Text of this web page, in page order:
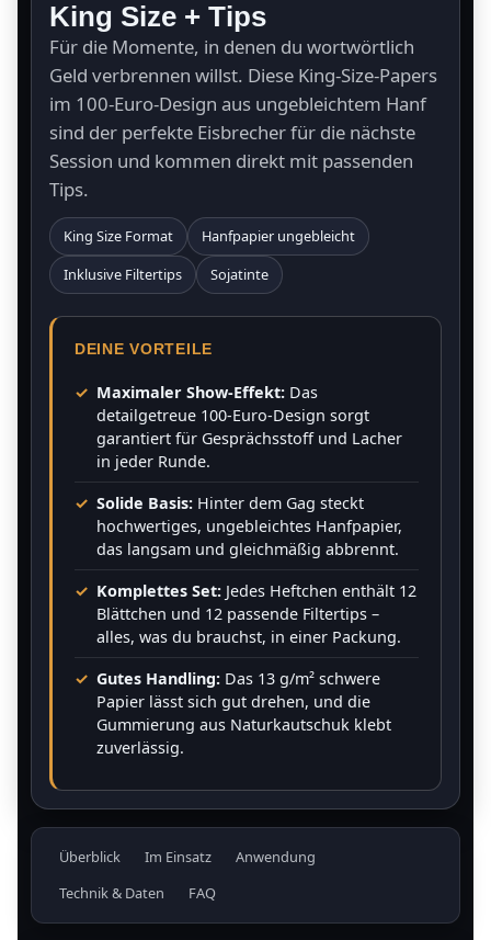
King Size + Tips
Für die Momente, in denen du wortwörtlich
Geld verbrennen willst. Diese King-Size-Papers
im 100-Euro-Design aus ungebleichtem Hanf
sind der perfekte Eisbrecher für die nächste
Session und kommen direkt mit passenden
Tips.
King Size Format
Hanfpapier ungebleicht
Inklusive Filtertips
Sojatinte
DEINE VORTEILE
Maximaler Show-Effekt: Das
detailgetreue 100-Euro-Design sorgt
garantiert für Gesprächsstoff und Lacher
in jeder Runde.
Solide Basis: Hinter dem Gag steckt
hochwertiges, ungebleichtes Hanfpapier,
das langsam und gleichmäßig abbrennt.
Komplettes Set: Jedes Heftchen enthält 12
Blättchen und 12 passende Filtertips –
alles, was du brauchst, in einer Packung.
Gutes Handling: Das 13 g/m² schwere
Papier lässt sich gut drehen, und die
Gummierung aus Naturkautschuk klebt
zuverlässig.
Überblick Im Einsatz
Anwendung
Technik & Daten
FAQ